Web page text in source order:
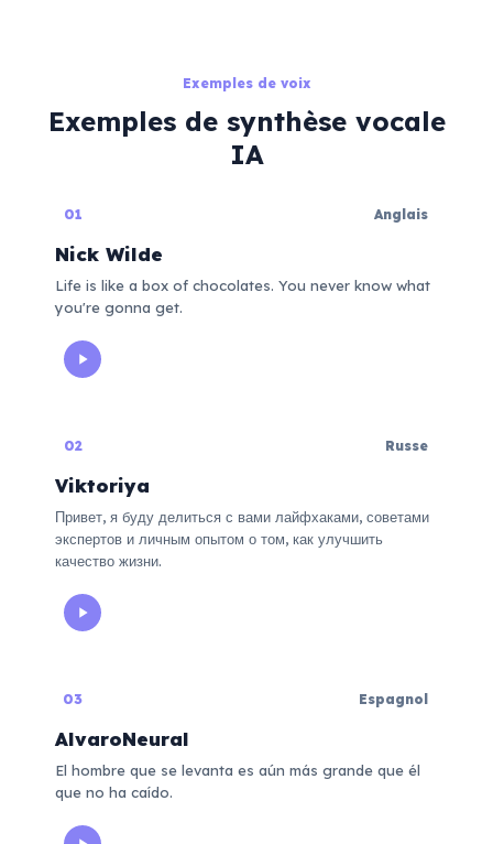
Exemples de voix
Exemples de synthèse vocale
IA
01 Anglais
Nick Wilde
Life is like a box of chocolates. You never know what
you're gonna get.
02 Russe
Viktoriya
Привет, я буду делиться с вами лайфхаками, советами
экспертов и личным опытом о том, как улучшить
качество жизни.
03 Espagnol
AlvaroNeural
El hombre que se levanta es aún más grande que él
que no ha caído.